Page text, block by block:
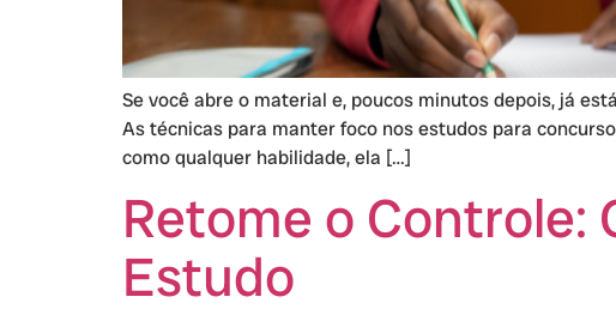
Se você abre o material e, poucos minutos depois, já
As técnicas para manter foco nos estudos para
como qualquer habilidade, ela […]
Retome o Controle:
Estudo